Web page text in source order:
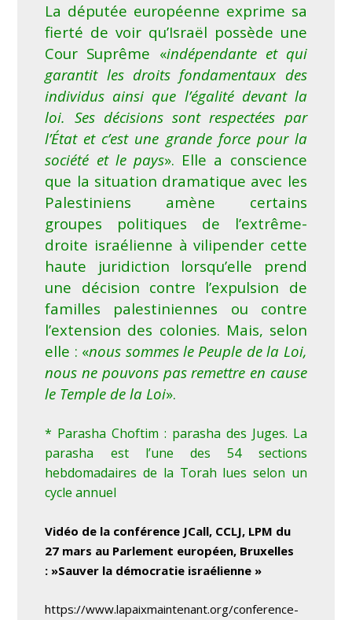
La députée européenne exprime sa
fierté de voir qu’Israël possède une
Cour Suprême «indépendante et qui
garantit les droits fondamentaux des
individus ainsi que l’égalité devant la
loi. Ses décisions sont respectées par
l’État et c’est une grande force pour la
société et le pays». Elle a conscience
que la situation dramatique avec les
Palestiniens amène certains
groupes politiques de l’extrême-
droite israélienne à vilipender cette
haute juridiction lorsqu’elle prend
une décision contre l’expulsion de
familles palestiniennes ou contre
l’extension des colonies. Mais, selon
elle : «nous sommes le Peuple de la Loi,
nous ne pouvons pas remettre en cause
le Temple de la Loi».
* Parasha Choftim : parasha des Juges. La
parasha est l’une des 54 sections
hebdomadaires de la Torah lues selon un
cycle annuel
Vidéo de la conférence JCall, CCLJ, LPM du
27 mars au Parlement européen, Bruxelles
: »Sauver la démocratie israélienne »
https://www.lapaixmaintenant.org/conference-